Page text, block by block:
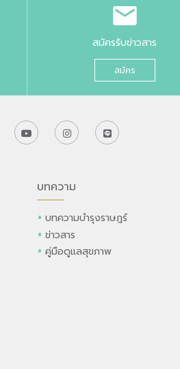
สมัครรับข่าวสาร
สมัคร
บทความ
บทความบำรุงราษฎร์
ข่าวสาร
คู่มือดูแลสุขภาพ